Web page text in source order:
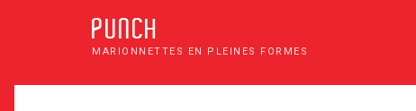
PUNCH
MARIONNETTES EN PLEINES FORMES